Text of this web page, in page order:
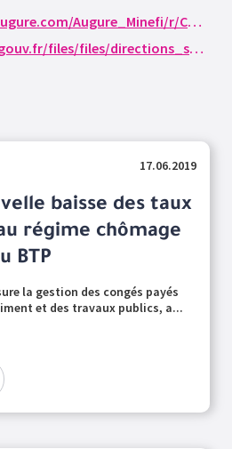
https://minefi.hosting.augure.com/Augure_Minefi/r/ContenuEnLigne/Download?id=5CF97B5C-B891-405D-97F4-9F42D8058064&filename=1242%20-%20CP%20guide%20achat%20public%20innovant.pdf
https://www.economie.gouv.fr/files/files/directions_services/daj/marches_publics/conseil_acheteurs/guides/guide-pratique-achat-public-innovant.pdf
17.06.2019
baisse des taux
régime chômage
BTP
la gestion des congés payés
et des travaux publics, a...